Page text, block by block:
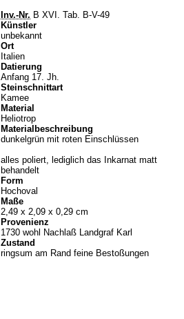
Inv.-Nr. B XVI. Tab. B-V-49
Künstler
unbekannt
Ort
Italien
Datierung
Anfang 17. Jh.
Steinschnittart
Kamee
Material
Heliotrop
Materialbeschreibung
dunkelgrün mit roten Einschlüssen
alles poliert, lediglich das Inkarnat matt
behandelt
Form
Hochoval
Maße
2,49 x 2,09 x 0,29 cm
Provenienz
1730 wohl Nachlaß Landgraf Karl
Zustand
ringsum am Rand feine Bestoßungen